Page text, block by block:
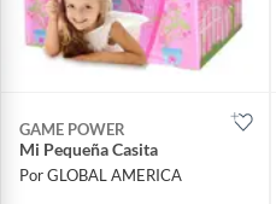
GAME POWER
Mi Pequeña Casita
Por GLOBAL AMERICA